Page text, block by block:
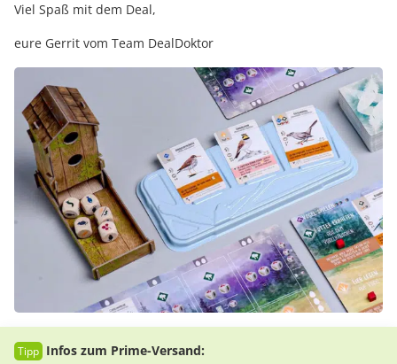
Viel Spaß mit dem Deal,
eure Gerrit vom Team DealDoktor
Infos zum Prime-Versand: